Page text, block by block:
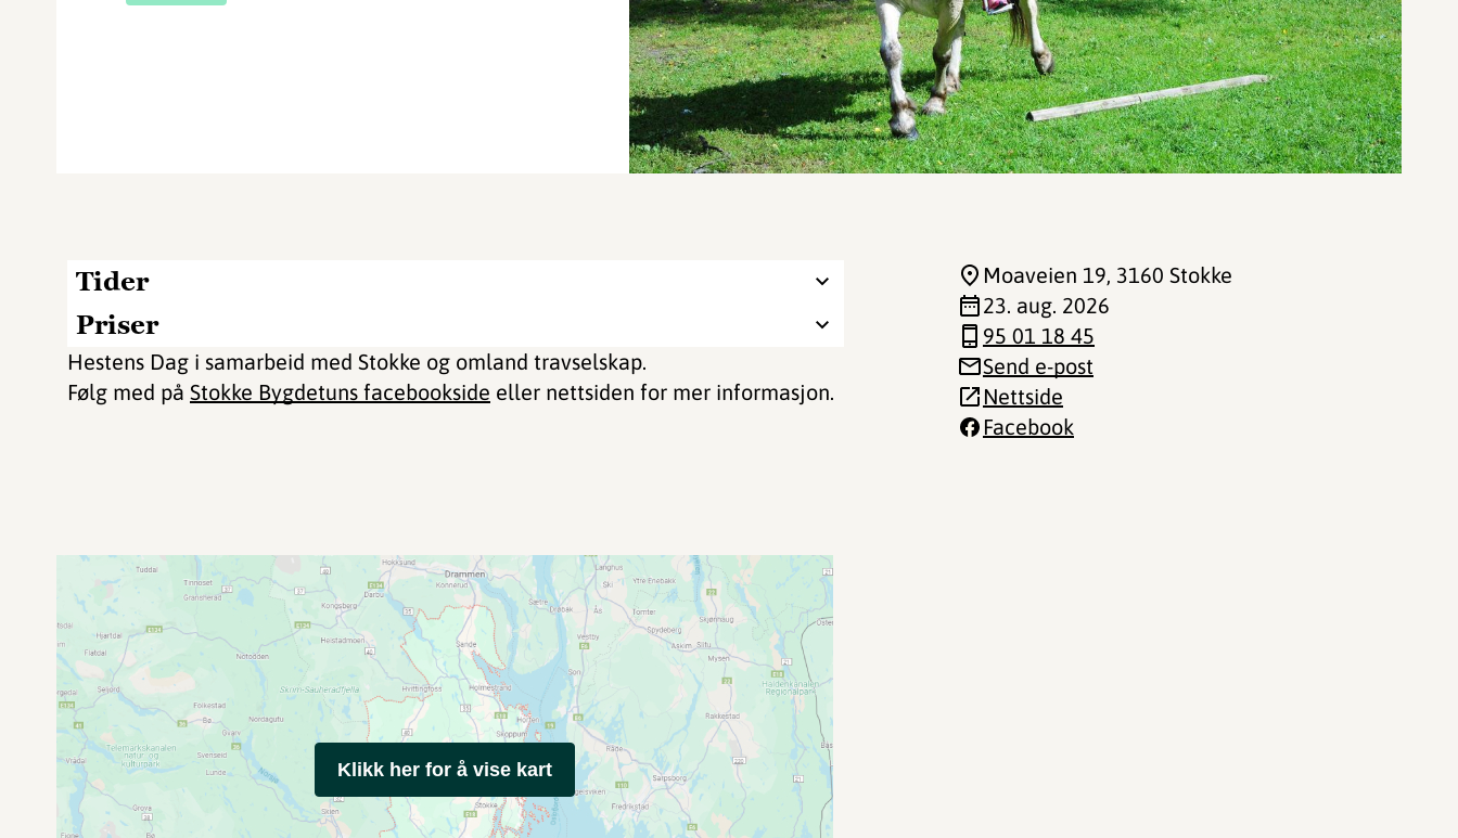
Tider
Priser
Hestens Dag i samarbeid med Stokke og omland travselskap.
Følg med på Stokke Bygdetuns facebookside eller nettsiden for mer informasjon.
Moaveien 19, 3160 Stokke
23. aug. 2026
95 01 18 45
Send e-post
Nettside
Facebook
Klikk her for å vise kart